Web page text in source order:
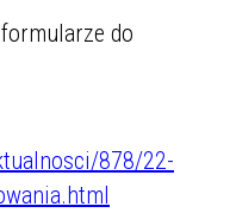
do
878/22-